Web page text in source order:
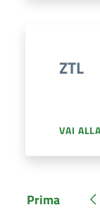
ZTL
VAI
Pagina
Prima